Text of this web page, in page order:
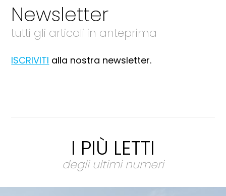
Newsletter
tutti gli articoli in anteprima
ISCRIVITI alla nostra newsletter.
I PIÙ LETTI
degli ultimi numeri